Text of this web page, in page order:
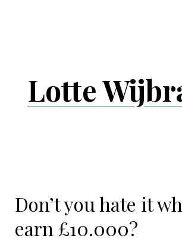
Lotte
Don’t you hate it
earn £10.000?